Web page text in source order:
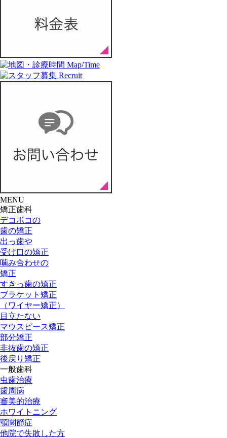
MENU
矯正歯科
デコボコの
歯の矯正
出っ歯や
受け口の矯正
噛み合わせの
矯正
すきっ歯の矯正
ブラケット矯正
（ワイヤー矯正）
目立たない
マウスピース矯正
部分矯正
非抜歯の矯正
後戻り矯正
一般歯科
虫歯治療
歯周病
審美的治療
ホワイトニング
顎関節症
他院で失敗した方